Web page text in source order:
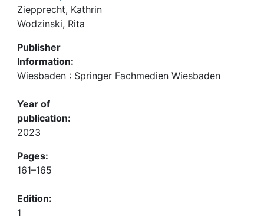
Ziepprecht, Kathrin
Wodzinski, Rita
Publisher
Information:
Wiesbaden : Springer Fachmedien Wiesbaden
Year of
publication:
2023
Pages:
161–165
Edition:
1